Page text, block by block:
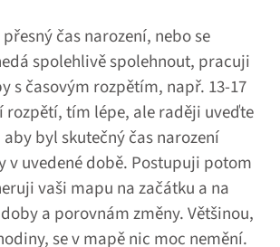
čas narození, nebo se
spolehlivě spolehnout, pracuji
s časovým rozpětím, např. 13-17
rozpětí, tím lépe, ale raději uveďte
byl skutečný čas narození
v uvedené době. Postupuji potom
vaši mapu na začátku a na
a porovnám změny. Většinou,
se v mapě nic moc nemění.